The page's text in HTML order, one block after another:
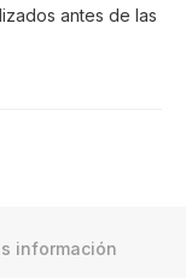
antes de las
información